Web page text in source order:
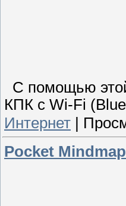
С помощью
КПК с Wi-Fi
Интернет
Pocket